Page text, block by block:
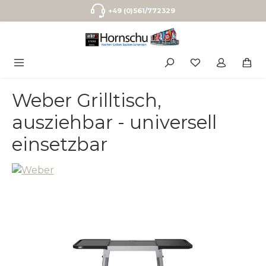
Zum Hauptinhalt springen+49 (0)561/772329
Weber Grilltisch,
ausziehbar - universell
einsetzbar